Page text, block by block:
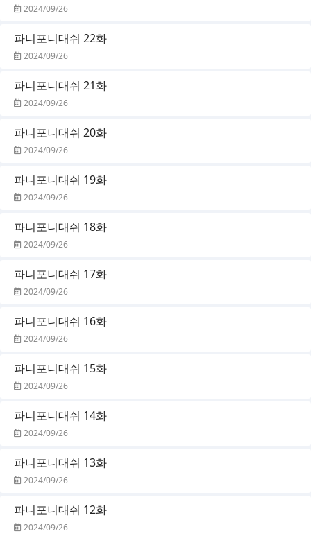
2024/09/26
파니포니대쉬 22화
2024/09/26
파니포니대쉬 21화
2024/09/26
파니포니대쉬 20화
2024/09/26
파니포니대쉬 19화
2024/09/26
파니포니대쉬 18화
2024/09/26
파니포니대쉬 17화
2024/09/26
파니포니대쉬 16화
2024/09/26
파니포니대쉬 15화
2024/09/26
파니포니대쉬 14화
2024/09/26
파니포니대쉬 13화
2024/09/26
파니포니대쉬 12화
2024/09/26